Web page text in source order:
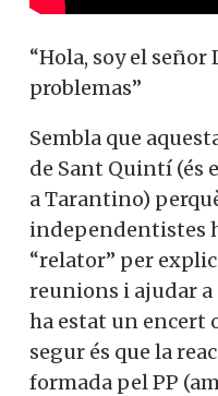
“Hola, soy el
problemas”
Sembla que
de Sant Quintí (és
a Tarantino)
independentistes
“relator” per
reunions i ajudar a
ha estat un encert
segur és que la
formada pel PP